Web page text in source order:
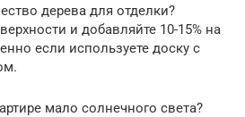
дерева для отделки?
и добавляйте 10-15% на
если используете доску с
мало солнечного света?